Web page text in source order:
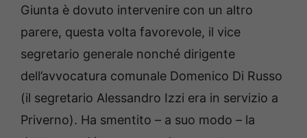
Giunta è dovuto intervenire con un altro
parere, questa volta favorevole, il vice
segretario generale nonché dirigente
dell’avvocatura comunale Domenico Di Russo
(il segretario Alessandro Izzi era in servizio a
Priverno). Ha smentito – a suo modo – la